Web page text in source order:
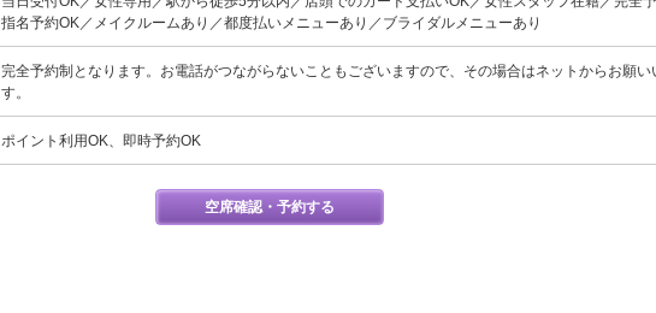
指名予約OK／メイクルームあり／都度払いメニューあり／ブライダルメニューあり
完全予約制となります。お電話がつながらないこともございますので、その場合はネットからお願い
す。
ポイント利用OK、即時予約OK
空席確認・予約する